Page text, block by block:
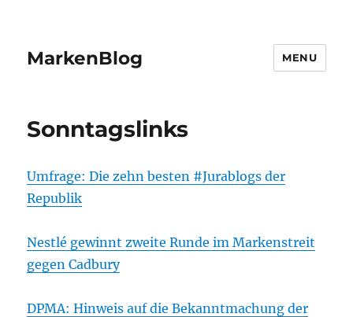
MarkenBlog MENU
Sonntagslinks
Umfrage: Die zehn besten #Jurablogs der
Republik
Nestlé gewinnt zweite Runde im Markenstreit
gegen Cadbury
DPMA: Hinweis auf die Bekanntmachung der